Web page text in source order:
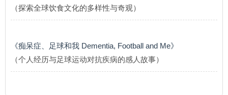
（探索全球饮食文化的多样性与奇观）
《痴呆症、足球和我 Dementia, Football and Me》
（个人经历与足球运动对抗疾病的感人故事）